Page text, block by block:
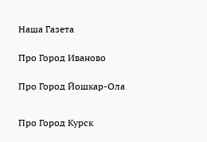
Наша Газета
Про Город Иваново
Про Город Йошкар-Ола
Про Город Курск